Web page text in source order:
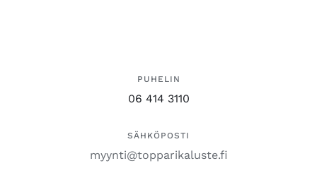
PUHELIN
06 414 3110
SÄHKÖPOSTI
myynti@topparikaluste.fi